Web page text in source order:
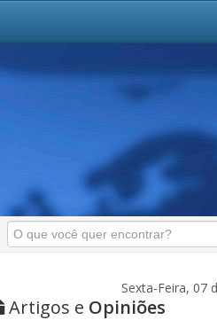
Sexta-Feira, 07
Artigos e Opiniões